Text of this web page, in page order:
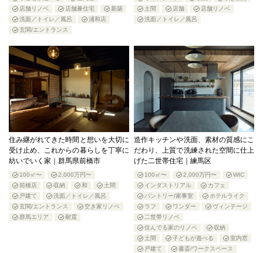
店舗リノベ
店舗兼住宅
新築
洗面／トイレ／風呂
浦和店
玄関/エントランス
土間
店舗
店舗リノベ
洗面／トイレ／風呂
住み継がれてきた時間と想いを大切に
受け止め、これからの暮らしを丁寧に
紡いでいく家｜群馬県前橋市
100㎡〜
2,000万円〜
前橋店
収納 和
土間
戸建て
洗面／トイレ／風呂
玄関/エントランス
空き家リノベ
群馬エリア
耐震
造作キッチンや洗面、素材の質感にこ
だわり、上質で洗練された空間に仕上
げた二世帯住宅｜練馬区
100㎡〜 2,000万円〜
WIC
インダストリアル
カフェ
パントリー/家事室
ホテルライク
ラフ
ワンダー
ヴィンテージ
二世帯リノベ
住んでる家のリノベ
収納
土間
子どもが遊べる
室内窓
戸建て
書斎/ワークスペース